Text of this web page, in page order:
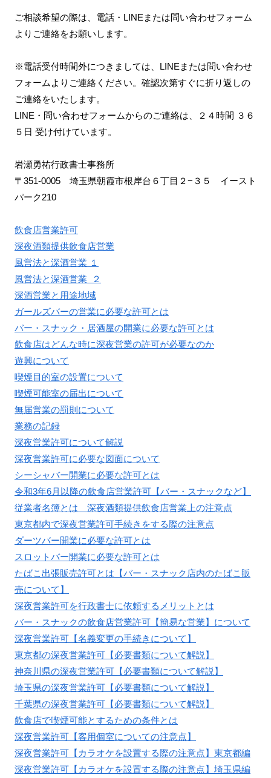
ご相談希望の際は、電話・LINEまたは問い合わせフォーム
よりご連絡をお願いします。
※電話受付時間外につきましては、LINEまたは問い合わせ
フォームよりご連絡ください。確認次第すぐに折り返しの
ご連絡をいたします。
LINE・問い合わせフォームからのご連絡は、２４時間 ３６
５日 受け付けています。
岩瀬勇祐行政書士事務所
〒351-0005 埼玉県朝霞市根岸台６丁目２−３５ イースト
パーク210
飲食店営業許可
深夜酒類提供飲食店営業
風営法と深酒営業 １
風営法と深酒営業 ２
深酒営業と用途地域
ガールズバーの営業に必要な許可とは
バー・スナック・居酒屋の開業に必要な許可とは
飲食店はどんな時に深夜営業の許可が必要なのか
遊興について
喫煙目的室の設置について
喫煙可能室の届出について
無届営業の罰則について
業務の記録
深夜営業許可について解説
深夜営業許可に必要な図面について
シーシャバー開業に必要な許可とは
令和3年6月以降の飲食店営業許可【バー・スナックなど】
従業者名簿とは 深夜酒類提供飲食店営業上の注意点
東京都内で深夜営業許可手続きをする際の注意点
ダーツバー開業に必要な許可とは
スロットバー開業に必要な許可とは
たばこ出張販売許可とは【バー・スナック店内のたばこ販
売について】
深夜営業許可を行政書士に依頼するメリットとは
バー・スナックの飲食店営業許可【簡易な営業】について
深夜営業許可【名義変更の手続きについて】
東京都の深夜営業許可【必要書類について解説】
神奈川県の深夜営業許可【必要書類について解説】
埼玉県の深夜営業許可【必要書類について解説】
千葉県の深夜営業許可【必要書類について解説】
飲食店で喫煙可能とするための条件とは
深夜営業許可【客用個室についての注意点】
深夜営業許可【カラオケを設置する際の注意点】東京都編
深夜営業許可【カラオケを設置する際の注意点】埼玉県編